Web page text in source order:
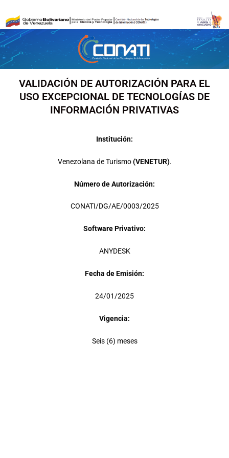
contenido
VALIDACIÓN DE AUTORIZACIÓN PARA EL
USO EXCEPCIONAL DE TECNOLOGÍAS DE
INFORMACIÓN PRIVATIVAS
Institución:
Venezolana de Turismo(VENETUR).
Número de Autorización:
CONATI/DG/AE/0003/2025
Software Privativo:
ANYDESK
Fecha de Emisión:
24/01/2025
Vigencia:
Seis (6) meses